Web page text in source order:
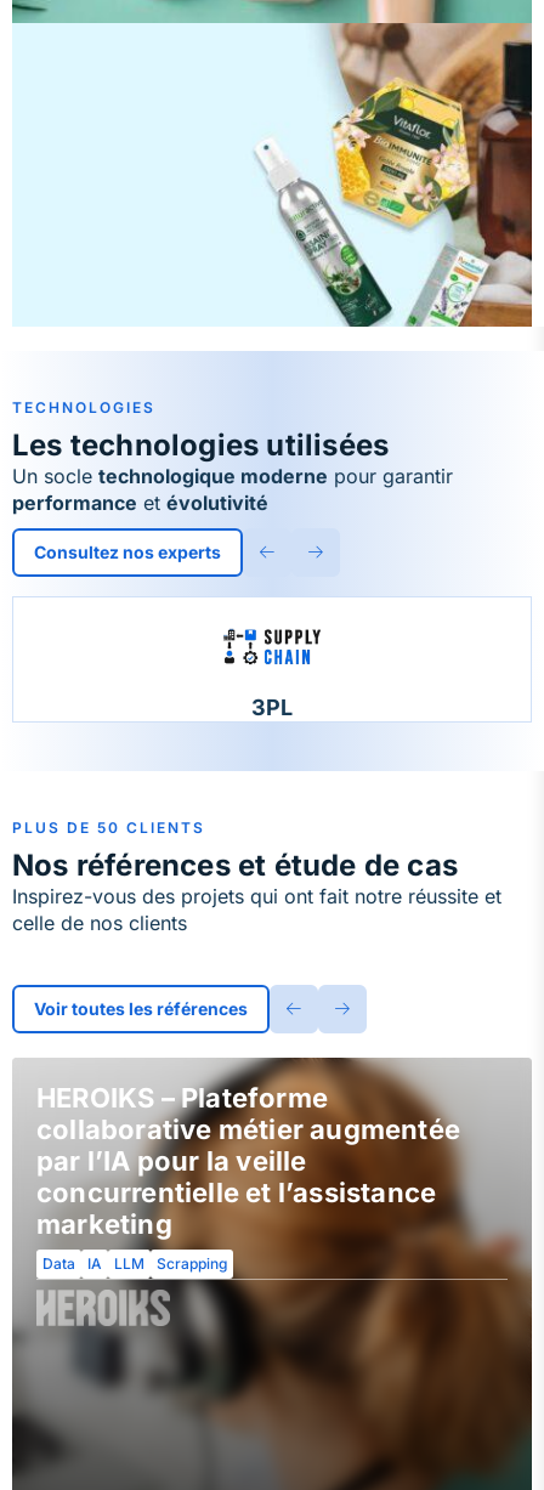
TECHNOLOGIES
Les technologies utilisées
Un socle technologique moderne pour garantir
performance et évolutivité
Consultez nos experts
3PL
PLUS DE 50 CLIENTS
Nos références et étude de cas
Inspirez-vous des projets qui ont fait notre réussite et
celle de nos clients
Voir toutes les références
HEROIKS – Plateforme
collaborative métier augmentée
par l’IA pour la veille
concurrentielle et l’assistance
marketing
Data IA LLM Scrapping